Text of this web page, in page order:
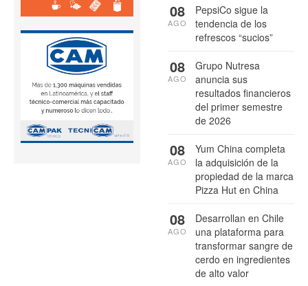
PepsiCo sigue la
tendencia de los
refrescos “sucios”
08
AGO
Grupo Nutresa
anuncia sus
resultados financieros
del primer semestre
de 2026
08
AGO
Yum China completa
la adquisición de la
propiedad de la marca
Pizza Hut en China
08
AGO
Desarrollan en Chile
una plataforma para
transformar sangre de
cerdo en ingredientes
de alto valor
08
AGO